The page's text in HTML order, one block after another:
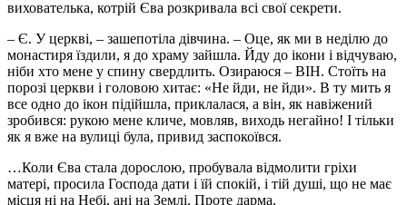
вихователька, котрій Єва розкривала всі свої секрети.
– Є. У церкві, – зашепотіла дівчина. – Оце, як ми в неділю до
монастиря їздили, я до храму зайшла. Йду до ікони і відчуваю,
ніби хто мене у спину свердлить. Озираюся – ВІН. Стоїть на
порозі церкви і головою хитає: «Не йди, не йди». В ту мить я
все одно до ікон підійшла, приклалася, а він, як навіжений
зробився: рукою мене кличе, мовляв, виходь негайно! І тільки
як я вже на вулиці була, привид заспокоївся.
…Коли Єва стала дорослою, пробувала відмолити гріхи
матері, просила Господа дати і їй спокій, і тій душі, що не має
місця ні на Небі, ані на Землі. Проте дарма.